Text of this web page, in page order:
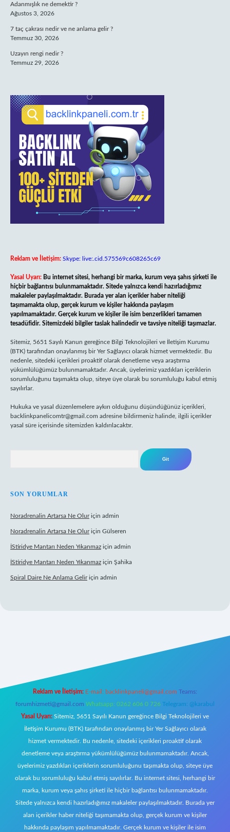
Adanmışlık ne demektir ?
Ağustos 3, 2026
7 taç çakrası nedir ve ne anlama gelir ?
Temmuz 30, 2026
Uzayın rengi nedir ?
Temmuz 29, 2026
Reklam ve İletişim: Skype: live:.cid.575569c608265c69
Yasal Uyarı: Bu internet sitesi, herhangi bir marka, kurum veya şahıs şirketi ile
hiçbir bağlantısı bulunmamaktadır. Sitede yalnızca kendi hazırladığımız
makaleler paylaşılmaktadır. Burada yer alan içerikler haber niteliği
taşımamakta olup, gerçek kurum ve kişiler hakkında paylaşım
yapılmamaktadır. Gerçek kurum ve kişiler ile isim benzerlikleri tamamen
tesadüfidir. Sitemizdeki bilgiler taslak halindedir ve tavsiye niteliği taşımazlar.
Sitemiz, 5651 Sayılı Kanun gereğince Bilgi Teknolojileri ve İletişim Kurumu
(BTK) tarafından onaylanmış bir Yer Sağlayıcı olarak hizmet vermektedir. Bu
nedenle, sitedeki içerikleri proaktif olarak denetleme veya araştırma
yükümlülüğümüz bulunmamaktadır. Ancak, üyelerimiz yazdıkları içeriklerin
sorumluluğunu taşımakta olup, siteye üye olarak bu sorumluluğu kabul etmiş
sayılırlar.
Hukuka ve yasal düzenlemelere aykırı olduğunu düşündüğünüz içerikleri,
backlinkpanelicomtr@gmail.com adresine bildirmeniz halinde, ilgili içerikler
yasal süre içerisinde sitemizden kaldırılacaktır.
SON YORUMLAR
Noradrenalin Artarsa Ne Oluriçin admin
Noradrenalin Artarsa Ne Oluriçin Gülseren
İStiridye Mantarı Neden Yıkanmaz için admin
İStiridye Mantarı Neden Yıkanmaz için Şahika
Spiral Daire Ne Anlama Geliriçin admin
Reklam ve İletişim: E-mail: backlinkpaneli@gmail.com Teams:
forumhizmeti@gmail.com Whatsapp: 0262 606 0 726 Telegram: @karabul
Yasal Uyarı: Sitemiz, 5651 Sayılı Kanun gereğince Bilgi Teknolojileri ve
İletişim Kurumu (BTK) tarafından onaylanmış bir Yer Sağlayıcı olarak
hizmet vermektedir. Bu nedenle, sitedeki içerikleri proaktif olarak
denetleme veya araştırma yükümlülüğümüz bulunmamaktadır. Ancak,
üyelerimiz yazdıkları içeriklerin sorumluluğunu taşımakta olup, siteye üye
olarak bu sorumluluğu kabul etmiş sayılırlar. Bu internet sitesi, herhangi bir
marka, kurum veya şahıs şirketi ile hiçbir bağlantısı bulunmamaktadır.
Sitede yalnızca kendi hazırladığımız makaleler paylaşılmaktadır. Burada yer
alan içerikler haber niteliği taşımamakta olup, gerçek kurum ve kişiler
hakkında paylaşım yapılmamaktadır. Gerçek kurum ve kişiler ile isim